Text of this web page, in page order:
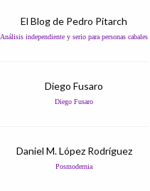
El Blog de Pedro Pitarch
Análisis independiente y serio para personas cabales
Diego Fusaro
Diego Fusaro
Daniel M. López Rodríguez
Posmodernia